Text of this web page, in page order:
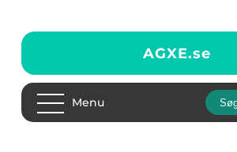
AGXE.se
Menu